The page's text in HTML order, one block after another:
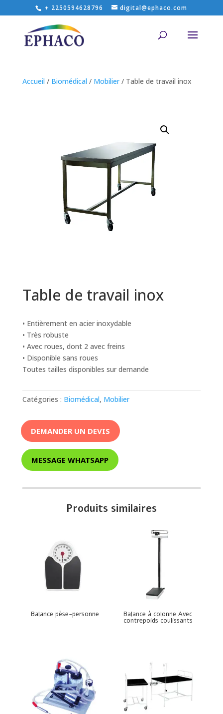
+ 2250594628796 digital@ephaco.com
Accueil / Biomédical / Mobilier/ Table de travail inox
Table de travail inox
• Entièrement en acier inoxydable
• Très robuste
• Avec roues, dont 2 avec freins
• Disponible sans roues
Toutes tailles disponibles sur demande
Catégories : Biomédical, Mobilier
DEMANDER UN DEVIS
MESSAGE WHATSAPP
Produits similaires
Balance pèse-personne Balance à colonne Avec
contrepoids coulissants